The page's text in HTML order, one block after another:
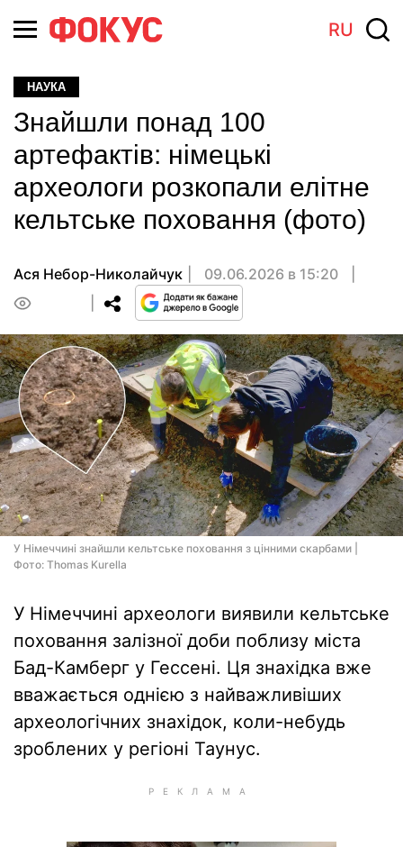
RU
НАУКА
Знайшли понад 100
артефактів: німецькі
археологи розкопали елітне
кельтське поховання (фото)
Ася Небор-Николайчук
09.06.2026 в 15:20
У Німеччині знайшли кельтське поховання з цінними скарбами |
Фото: Thomas Kurella
У Німеччині археологи виявили кельтське
поховання залізної доби поблизу міста
Бад-Камберг у Гессені. Ця знахідка вже
вважається однією з найважливіших
археологічних знахідок, коли-небудь
зроблених у регіоні Таунус.